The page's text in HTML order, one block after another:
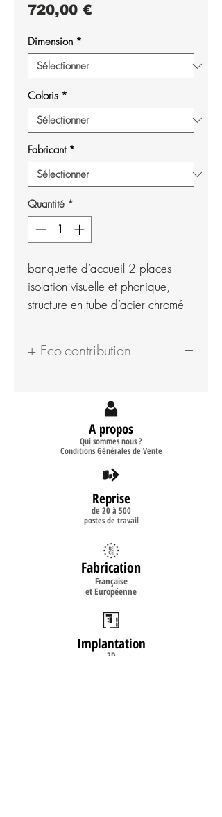
720,00 €Prix
Dimension *
Coloris *
Fabricant *
Quantité *
banquette d’accueil 2 places
isolation visuelle et phonique,
structure en tube d’acier chromé
+ Eco-contribution
A propos
Qui sommes nous ?
Conditions Générales de Vente
Reprise
de 20 à 500
postes de travail
Fabrication
Française
et Européenne
Implantation
2D